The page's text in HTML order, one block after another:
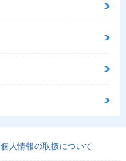
個人情報の取扱について